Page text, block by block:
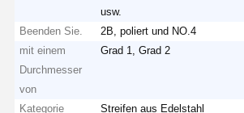
usw.
Beenden Sie.
2B, poliert und NO.4
mit einem
Durchmesser
von
Grad 1, Grad 2
Kategorie
Streifen aus Edelstahl